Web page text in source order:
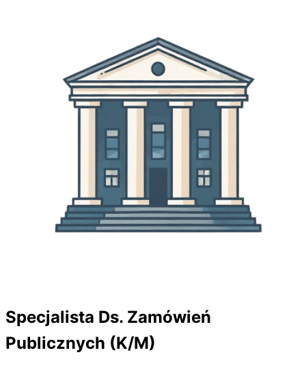
Specjalista Ds. Zamówień
Publicznych (K/M)